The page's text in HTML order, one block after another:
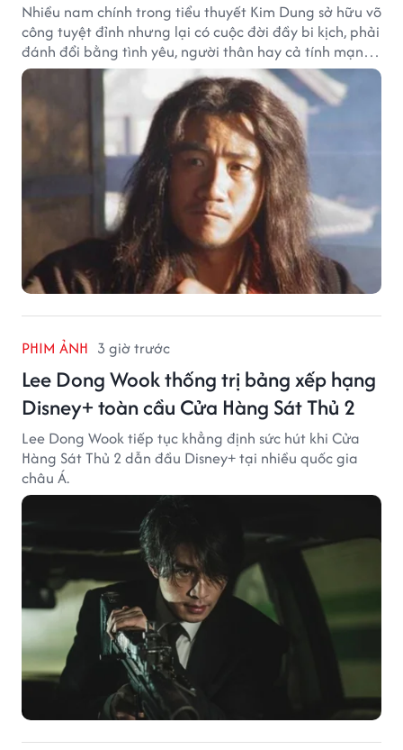
Nhiều nam chính trong tiểu thuyết Kim Dung sở hữu võ
công tuyệt đỉnh nhưng lại có cuộc đời đầy bi kịch, phải
đánh đổi bằng tình yêu, người thân hay cả tính mạng,
khiến độc giả không khỏi tiếc nuối.
PHIM ẢNH 3 giờ trước
Lee Dong Wook thống trị bảng xếp hạng
Disney+ toàn cầu Cửa Hàng Sát Thủ 2
Lee Dong Wook tiếp tục khẳng định sức hút khi Cửa
Hàng Sát Thủ 2 dẫn đầu Disney+ tại nhiều quốc gia
châu Á.